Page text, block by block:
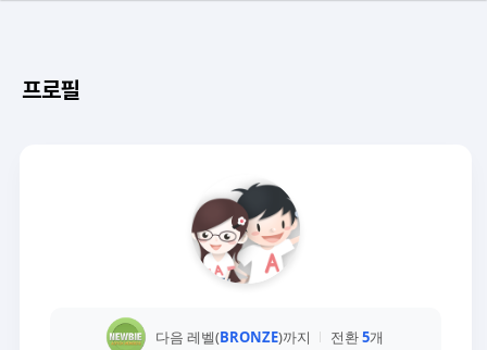
프로필
다음 레벨(BRONZE)까지 전환5개